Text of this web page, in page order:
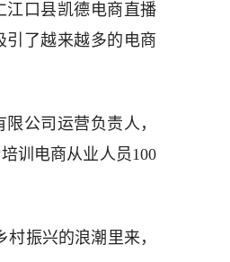
江口县凯德电商直播
引了越来越多的电商
公司运营负责人，
训电商从业人员100
振兴的浪潮里来，